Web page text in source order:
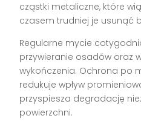
cząstki metaliczne, które
czasem trudniej je usunąć
Regularne mycie
przywieranie osadów oraz
wykończenia. Ochrona po
redukuje wpływ
przyspiesza degradację
powierzchni.